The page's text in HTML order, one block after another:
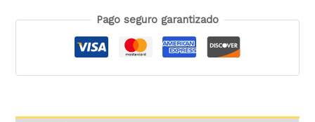
Pago seguro garantizado